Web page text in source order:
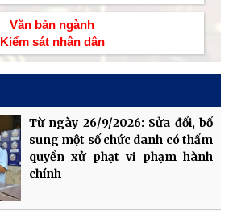
Văn bản ngành
Kiểm sát nhân dân
Từ ngày 26/9/2026: Sửa đổi, bổ
sung một số chức danh có thẩm
quyền xử phạt vi phạm hành
chính